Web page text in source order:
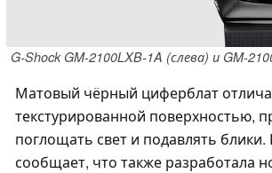
G-Shock GM-2100LXB-1A (слева) и GM-
Матовый чёрный циферблат
текстурированной поверхностью,
поглощать свет и подавлять
сообщает, что также разработала